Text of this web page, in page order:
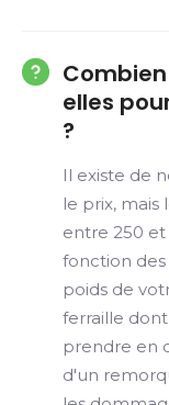
elles
?
Il existe de
le prix, mais
entre 250
fonction
poids de
ferraille
prendre en
d'un